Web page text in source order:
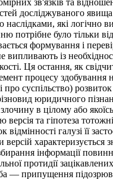
зв'язків та
досліджуваного
наслідками, які
потрібне було тільки
формування і
випливають із
Ця остання, як
процесу
суспільство)
юридичного
в цілому або
та гіпотеза
відмінності галузі її
версій
інформації
протидії
припущення